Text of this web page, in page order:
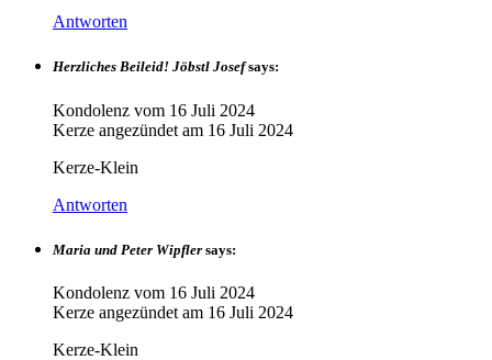
Antworten
Herzliches Beileid! Jöbstl Josef says:
Kondolenz vom 16 Juli 2024
Kerze angezündet am 16 Juli 2024
Kerze-Klein
Antworten
Maria und Peter Wipfler says:
Kondolenz vom 16 Juli 2024
Kerze angezündet am 16 Juli 2024
Kerze-Klein